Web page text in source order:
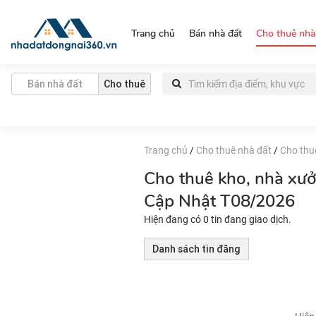
Trang chủ Bán nhà đất Cho thuê
Bán nhà đất Cho thuê
Trang chủ / Cho thuê nhà đất / Cho
Cho thuê kho, nhà
Cập Nhật T08/2026
Hiện đang có 0 tin đang giao dịch.
Danh sách tin đăng